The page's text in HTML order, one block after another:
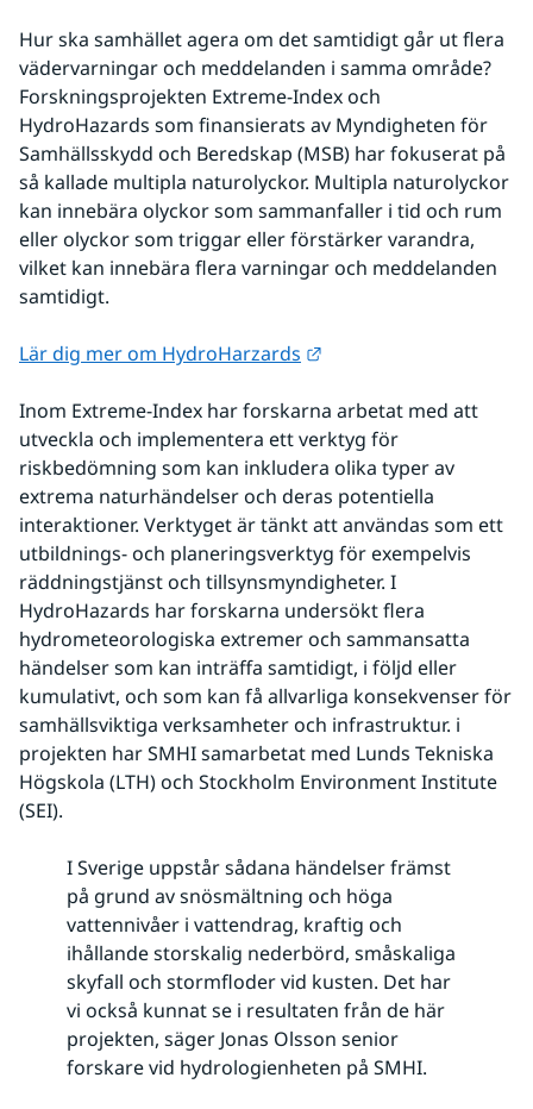
Hur ska samhället agera om det samtidigt går ut flera
vädervarningar och meddelanden i samma område?
Forskningsprojekten Extreme-Index och
HydroHazards som finansierats av Myndigheten för
Samhällsskydd och Beredskap (MSB) har fokuserat på
så kallade multipla naturolyckor. Multipla naturolyckor
kan innebära olyckor som sammanfaller i tid och rum
eller olyckor som triggar eller förstärker varandra,
vilket kan innebära flera varningar och meddelanden
samtidigt.
Lär dig mer om HydroHarzards
Inom Extreme-Index har forskarna arbetat med att
utveckla och implementera ett verktyg för
riskbedömning som kan inkludera olika typer av
extrema naturhändelser och deras potentiella
interaktioner. Verktyget är tänkt att användas som ett
utbildnings- och planeringsverktyg för exempelvis
räddningstjänst och tillsynsmyndigheter. I
HydroHazards har forskarna undersökt flera
hydrometeorologiska extremer och sammansatta
händelser som kan inträffa samtidigt, i följd eller
kumulativt, och som kan få allvarliga konsekvenser för
samhällsviktiga verksamheter och infrastruktur. i
projekten har SMHI samarbetat med Lunds Tekniska
Högskola (LTH) och Stockholm Environment Institute
(SEI).
I Sverige uppstår sådana händelser främst
på grund av snösmältning och höga
vattennivåer i vattendrag, kraftig och
ihållande storskalig nederbörd, småskaliga
skyfall och stormfloder vid kusten. Det har
vi också kunnat se i resultaten från de här
projekten, säger Jonas Olsson senior
forskare vid hydrologienheten på SMHI.